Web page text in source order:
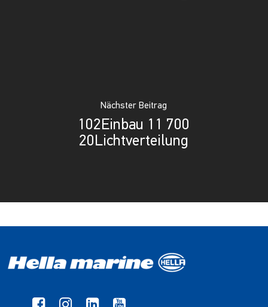
Nächster Beitrag
102Einbau 11 700
20Lichtverteilung